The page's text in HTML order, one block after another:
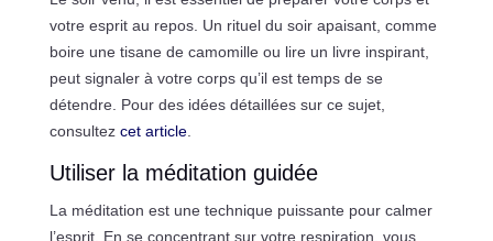
votre esprit au repos. Un rituel du soir apaisant, comme
boire une tisane de camomille ou lire un livre inspirant,
peut signaler à votre corps qu’il est temps de se
détendre. Pour des idées détaillées sur ce sujet,
consultez cet article.
Utiliser la méditation guidée
La méditation est une technique puissante pour calmer
l’esprit. En se concentrant sur votre respiration, vous